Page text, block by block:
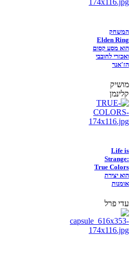
המשחק
Elden Ring
הוא מסע קסום
ואכזרי לחובבי
הז'אנר
מושיק
קלינמן
Life is
Strange:
True Colors
הוא יצירת
אומנות
עדי פרל